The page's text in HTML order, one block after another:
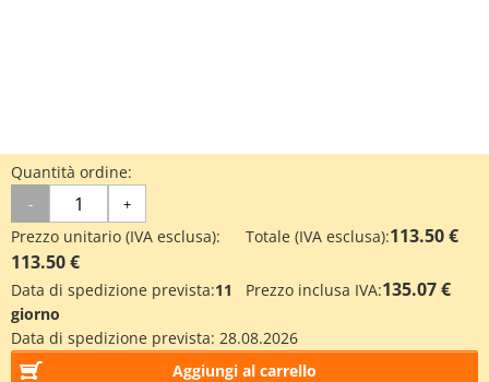
Quantità ordine:
- +
Prezzo unitario (IVA esclusa):
113.50 €
Totale (IVA esclusa):113.50 €
Data di spedizione prevista:11
giorno
Prezzo inclusa IVA:135.07 €
Data di spedizione prevista: 28.08.2026
Aggiungi al carrello